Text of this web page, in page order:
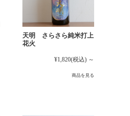
天明 さらさら純米打上
花火
¥1,820(税込) ～
商品を見る